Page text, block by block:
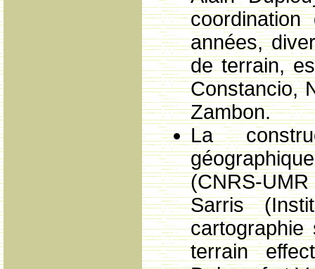
années,
de terrain,
Constancio,
Zambon.
La
(CNRS-
Sarris
terrain